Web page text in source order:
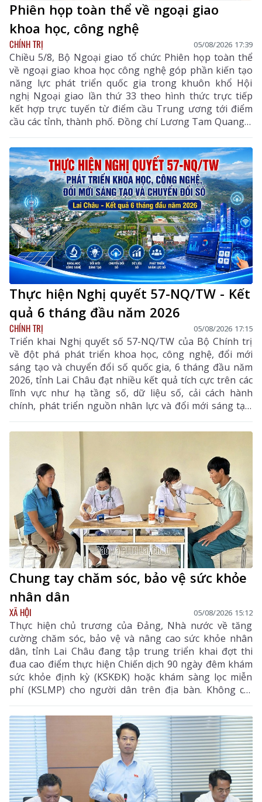
Phiên họp toàn thể về ngoại giao
khoa học, công nghệ
CHÍNH TRỊ 05/08/2026 17:39
Chiều 5/8, Bộ Ngoại giao tổ chức Phiên họp toàn thể
về ngoại giao khoa học công nghệ góp phần kiến tạo
năng lực phát triển quốc gia trong khuôn khổ Hội
nghị Ngoại giao lần thứ 33 theo hình thức trực tiếp
kết hợp trực tuyến từ điểm cầu Trung ương tới điểm
cầu các tỉnh, thành phố. Đồng chí Lương Tam Quang –
Uỷ viên Bộ Chính trị, Bộ trưởng Bộ Công an, Phó
Trưởng ban Thường trực Ban Chỉ đạo Trung ương
thực hiện Nghị quyết số 57-NQ/TW của Bộ Chính trị
dự và chỉ đạo phiên họp. Dự phiên họp còn có đồng
chí Lê Hoài Trung - Ủy viên Bộ Chính trị, Bí thư Đảng
ủy, Bộ trưởng Bộ Ngoại giao; đại diện lãnh đạo các
ban, bộ, ngành Trung ương.
Thực hiện Nghị quyết 57-NQ/TW - Kết
quả 6 tháng đầu năm 2026
CHÍNH TRỊ 05/08/2026 17:15
Triển khai Nghị quyết số 57-NQ/TW của Bộ Chính trị
về đột phá phát triển khoa học, công nghệ, đổi mới
sáng tạo và chuyển đổi số quốc gia, 6 tháng đầu năm
2026, tỉnh Lai Châu đạt nhiều kết quả tích cực trên các
lĩnh vực như hạ tầng số, dữ liệu số, cải cách hành
chính, phát triển nguồn nhân lực và đổi mới sáng tạo.
Trong 6 tháng cuối năm, tỉnh tiếp tục tập trung thực
hiện các nhiệm vụ trọng tâm, tạo chuyển biến mạnh
mẽ trong phát triển khoa học, công nghệ, đổi mới
sáng tạo và chuyển đổi số.
Chung tay chăm sóc, bảo vệ sức khỏe
nhân dân
XÃ HỘI 05/08/2026 15:12
Thực hiện chủ trương của Đảng, Nhà nước về tăng
cường chăm sóc, bảo vệ và nâng cao sức khỏe nhân
dân, tỉnh Lai Châu đang tập trung triển khai đợt thi
đua cao điểm thực hiện Chiến dịch 90 ngày đêm khám
sức khỏe định kỳ (KSKĐK) hoặc khám sàng lọc miễn
phí (KSLMP) cho người dân trên địa bàn. Không chỉ
góp phần phát hiện sớm bệnh tật, nâng cao chất
lượng chăm sóc sức khỏe (CSSK) ban đầu, chương
trình còn lan tỏa tinh thần trách nhiệm, y đức và sự
tận tâm của đội ngũ cán bộ y tế, hướng tới mục tiêu
mọi người dân đều được tiếp cận dịch vụ y tế công
bằng, chất lượng và nhân văn.